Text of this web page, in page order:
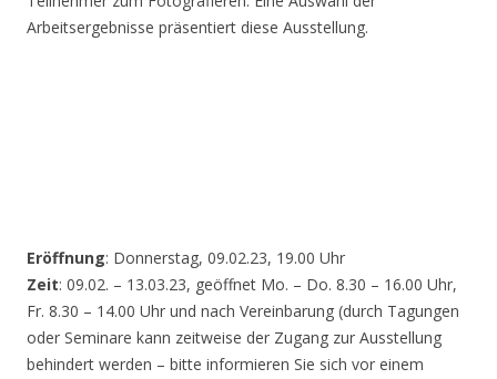
Arbeitsergebnisse präsentiert diese Ausstellung.
Eröffnung: Donnerstag, 09.02.23, 19.00 Uhr
Zeit: 09.02. – 13.03.23, geöffnet Mo. – Do. 8.30 – 16.00 Uhr,
Fr. 8.30 – 14.00 Uhr und nach Vereinbarung (durch Tagungen
oder Seminare kann zeitweise der Zugang zur Ausstellung
behindert werden – bitte informieren Sie sich vor einem